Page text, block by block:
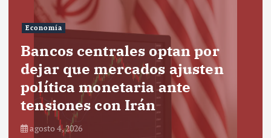
Economía
Bancos centrales optan por
dejar que mercados ajusten
política monetaria ante
tensiones con Irán
agosto 4, 2026